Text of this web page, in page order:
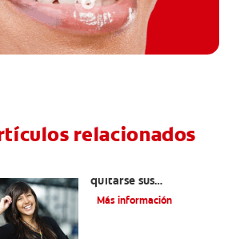
relacionados
quitarse sus
retenedores fijos
Más información